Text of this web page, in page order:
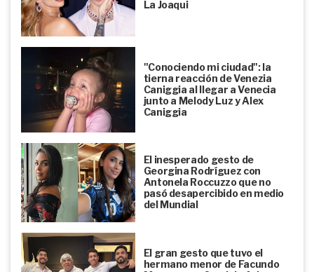
La Joaqui
"Conociendo mi ciudad": la
tierna reacción de Venezia
Caniggia al llegar a Venecia
junto a Melody Luz y Alex
Caniggia
El inesperado gesto de
Georgina Rodríguez con
Antonela Roccuzzo que no
pasó desapercibido en medio
del Mundial
El gran gesto que tuvo el
hermano menor de Facundo